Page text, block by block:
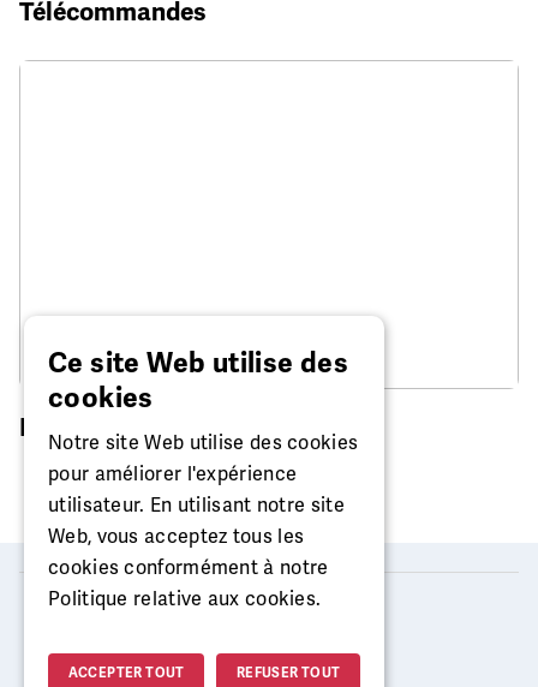
Télécommandes
Réparation de montre
Ce site Web utilise des
cookies
Notre site Web utilise des cookies
pour améliorer l'expérience
utilisateur. En utilisant notre site
Web, vous acceptez tous les
cookies conformément à notre
Politique relative aux cookies.
ACCEPTER TOUT REFUSER TOUT